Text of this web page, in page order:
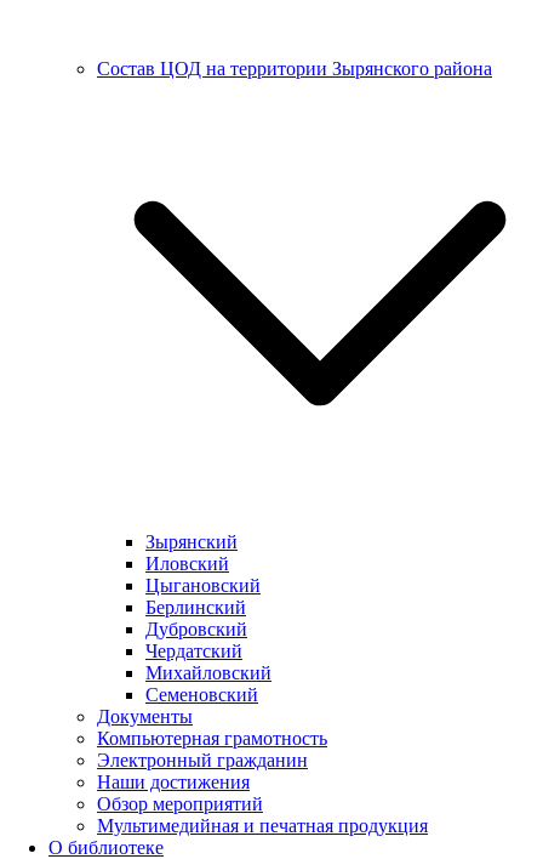
Состав ЦОД на территории Зырянского района
Зырянский
Иловский
Цыгановский
Берлинский
Дубровский
Чердатский
Михайловский
Семеновский
Документы
Компьютерная грамотность
Электронный гражданин
Наши достижения
Обзор мероприятий
Мультимедийная и печатная продукция
О библиотеке